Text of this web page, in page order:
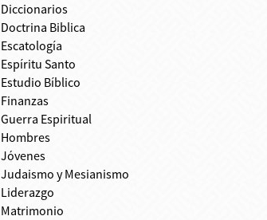
Diccionarios
Doctrina Biblica
Escatología
Espíritu Santo
Estudio Bíblico
Finanzas
Guerra Espiritual
Hombres
Jóvenes
Judaismo y Mesianismo
Liderazgo
Matrimonio